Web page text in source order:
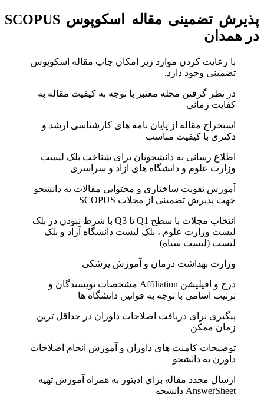
پذيرش تضمينی مقاله اسکوپوس SCOPUS
در همدان
با رعایت کردن موارد زیر امکان چاپ مقاله اسکوپوس
تضمینی وجود دارد.
در نظر گرفتن مجله معتبر با توجه به کيفيت مقاله به
کفايت زمانی
استخراج مقاله از پايان نامه های کارشناسی ارشد و
دکتری با کیفیت مناسب
اطلاع رسانی به دانشجویان برای شناخت بلک ليست
وزارت علوم و دانشگاه های ازاد و سراسری
آموزش تقویت ساختاری و محتوایی مقالات به دانشجو
جهت پذیرش تضمینی از مجلات SCOPUS
انتخاب مجلات با سطح Q1 تا Q3 با شرط نبودن در بلک
لیست وزارت علوم ، بلک لیست دانشگاه آزاد و بلک
لیست (لیست سیاه)
وزارت بهداشت درمان و آموزش پزشکی
درج و افیلیشن Affiliation مشخصات نویسندگان و
ترتیب اسامی با توجه به قوانین دانشگاه ها
پیگیری برای دریافت اصلاحات داوران در حداقل ترین
زمان ممکن
توضیحات کامنت های داوران و آموزش انجام اصلاحات
داورن به دانشجو
ارسال مجدد مقاله براي اديتور به همراه آموزش تهيه
AnswerSheet دانشجو